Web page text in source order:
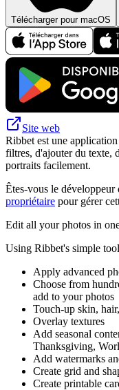
Télécharger pour macOS
Site web
Ribbet est une
filtres, d'ajouter du texte,
portraits facilement.
Êtes-vous le développeur
propriétaire pour gérer
Edit all your photos in
Using Ribbet's simple
Apply advanced
Choose from
add to your photos
Touch-up skin,
Overlay textures
Add seasonal
Thanksgiving,
Add watermarks
Create grid and
Create printable